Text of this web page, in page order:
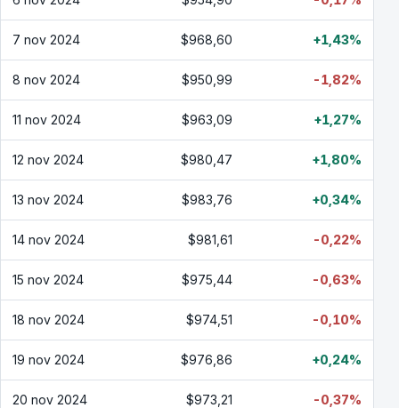
7 nov 2024 $968,60 +1,43%
8 nov 2024 $950,99 -1,82%
11 nov 2024 $963,09 +1,27%
12 nov 2024 $980,47 +1,80%
13 nov 2024 $983,76 +0,34%
14 nov 2024 $981,61 -0,22%
15 nov 2024 $975,44 -0,63%
18 nov 2024 $974,51 -0,10%
19 nov 2024 $976,86 +0,24%
20 nov 2024 $973,21 -0,37%